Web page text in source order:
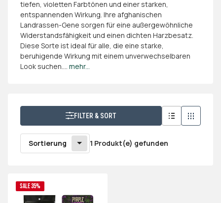
tiefen, violetten Farbtönen und einer starken,
entspannenden Wirkung. Ihre afghanischen
Landrassen-Gene sorgen für eine außergewöhnliche
Widerstandsfähigkeit und einen dichten Harzbesatz.
Diese Sorte ist ideal für alle, die eine starke,
beruhigende Wirkung mit einem unverwechselbaren
Look suchen.... mehr...
FILTER & SORT
Sortierung 1 Produkt(e) gefunden
SALE 35%